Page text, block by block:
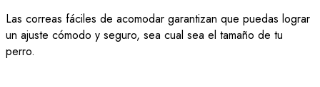
Las correas fáciles de acomodar garantizan que puedas lograr
un ajuste cómodo y seguro, sea cual sea el tamaño de tu
perro.